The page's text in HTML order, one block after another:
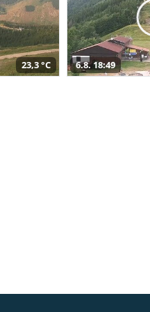
23,3 °C 6.8. 18:49